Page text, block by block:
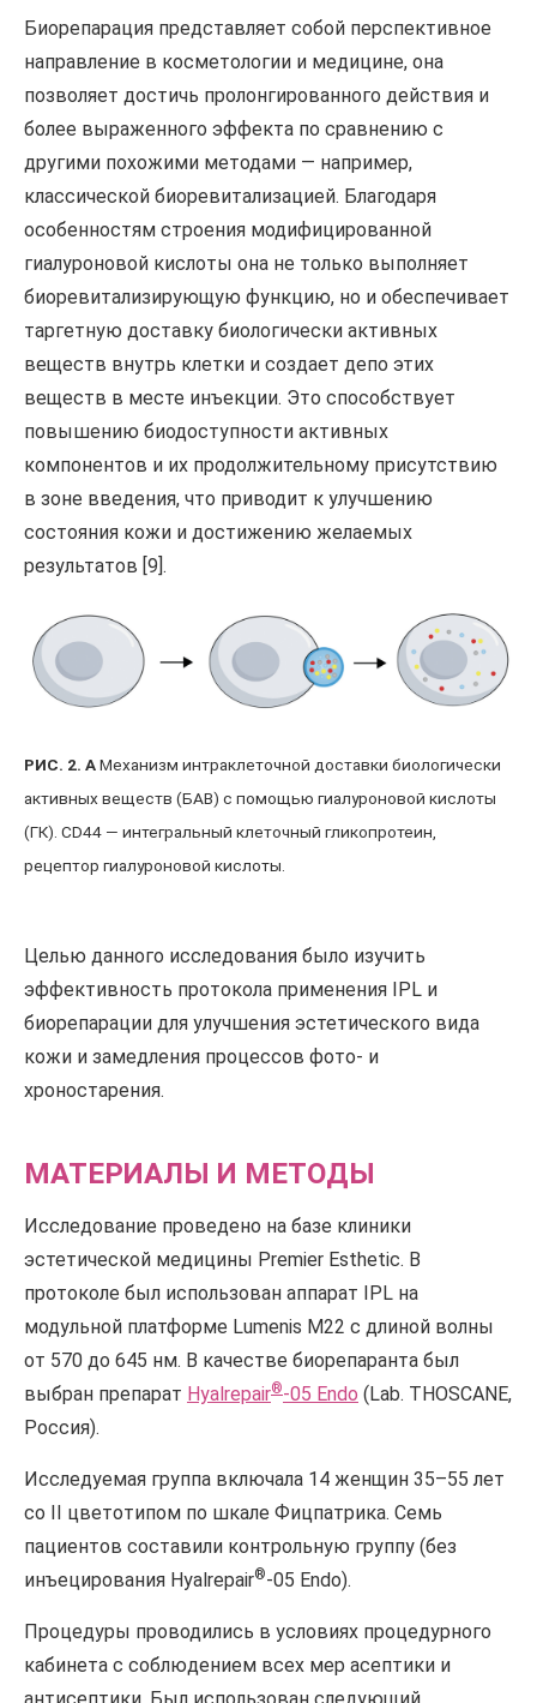
Биорепарация представляет собой перспективное
направление в косметологии и медицине, она
позволяет достичь пролонгированного действия и
более выраженного эффекта по сравнению с
другими похожими методами — например,
классической биоревитализацией. Благодаря
особенностям строения модифицированной
гиалуроновой кислоты она не только выполняет
биоревитализирующую функцию, но и обеспечивает
таргетную доставку биологически активных
веществ внутрь клетки и создает депо этих
веществ в месте инъекции. Это способствует
повышению биодоступности активных
компонентов и их продолжительному присутствию
в зоне введения, что приводит к улучшению
состояния кожи и достижению желаемых
результатов [9].
РИС. 2. АМеханизм интраклеточной доставки биологически
активных веществ (БАВ) с помощью гиалуроновой кислоты
(ГК). CD44 — интегральный клеточный гликопротеин,
рецептор гиалуроновой кислоты.
Целью данного исследования было изучить
эффективность протокола применения IPL и
биорепарации для улучшения эстетического вида
кожи и замедления процессов фото- и
хроностарения.
МАТЕРИАЛЫ И МЕТОДЫ
Исследование проведено на базе клиники
эстетической медицины Premier Esthetic. В
протоколе был использован аппарат IPL на
модульной платформе Lumenis M22 с длиной волны
от 570 до 645 нм. В качестве биорепаранта был
выбран препарат Hyalrepair®-05 Endo (Lab. THOSCANE,
Россия).
Исследуемая группа включала 14 женщин 35–55 лет
со II цветотипом по шкале Фицпатрика. Семь
пациентов составили контрольную группу (без
инъецирования Hyalrepair®-05 Endo).
Процедуры проводились в условиях процедурного
кабинета с соблюдением всех мер асептики и